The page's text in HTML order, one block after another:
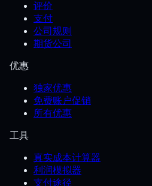
评价
支付
公司规则
期货公司
优惠
独家优惠
免费账户促销
所有优惠
工具
真实成本计算器
利润模拟器
支付途径